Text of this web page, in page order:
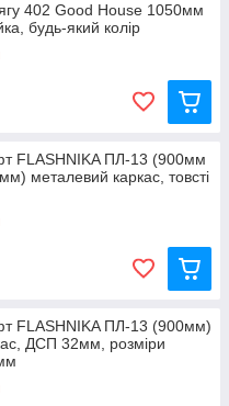
402 Good House 1050мм
будь-який колір
FLASHNIKA ПЛ-13 (900мм
металевий каркас, товсті
FLASHNIKA ПЛ-13 (900мм)
ДСП 32мм, розміри